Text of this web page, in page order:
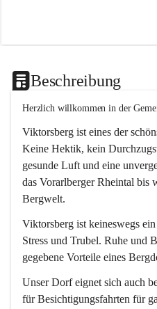
Beschreibung
Herzlich willkommen in der
Viktorsberg ist eines der
Keine Hektik, kein
gesunde Luft und eine
das Vorarlberger Rheintal bis
Bergwelt.
Viktorsberg ist keineswegs
Stress und Trubel. Ruhe und
gegebene Vorteile eines
Unser Dorf eignet sich auch
für Besichtigungsfahrten für